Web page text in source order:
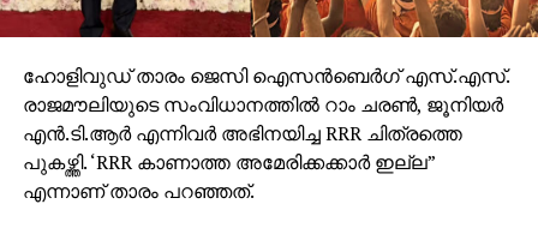
ഹോളിവുഡ് താരം ജെസി ഐസന്‍ബെര്‍ഗ് എസ്.എസ്.
രാജമൗലിയുടെ സംവിധാനത്തില്‍ റാം ചരണ്‍, ജൂനിയര്‍
എന്‍.ടി.ആര്‍ എന്നിവര്‍ അഭിനയിച്ച RRR ചിത്രത്തെ
പുകഴ്ത്തി. ‘RRR കാണാത്ത അമേരിക്കക്കാര്‍ ഇല്ല”
എന്നാണ് താരം പറഞ്ഞത്.